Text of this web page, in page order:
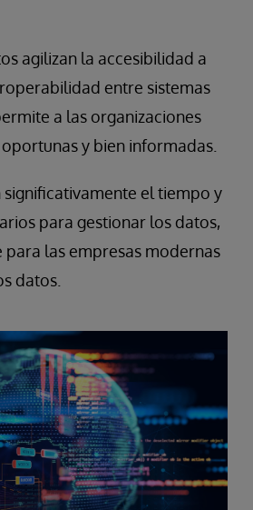
agilizan la accesibilidad a
entre sistemas
a las organizaciones
y bien informadas.
el tiempo y
para gestionar los datos,
las empresas modernas
datos.